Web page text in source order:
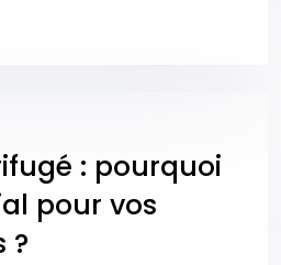
: pourquoi
pour vos
?